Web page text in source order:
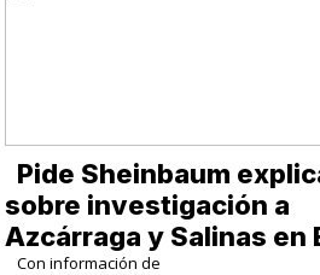
Pide Sheinbaum
sobre investigación a
Azcárraga y Salinas en
Con información de